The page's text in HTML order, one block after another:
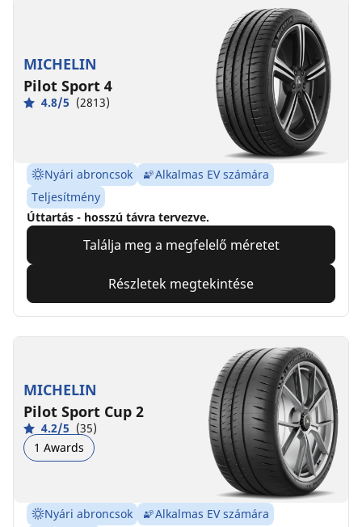
MICHELIN
Pilot Sport 4
4.8/5 (2813)
Nyári abroncsok
Alkalmas EV számára
Teljesítmény
Úttartás - hosszú távra tervezve.
Találja meg a megfelelő méretet
Részletek megtekintése
MICHELIN
Pilot Sport Cup 2
4.2/5 (35)
1 Awards
Nyári abroncsok
Alkalmas EV számára